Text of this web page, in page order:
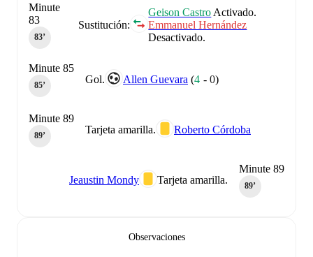
Sustitución:
Geison Castro Activado.
Emmanuel Hernández
Desactivado.
Minute
83
83‎’‎
Gol. Allen Guevara (4 -0)
Minute 85
85‎’‎
Tarjeta amarilla. Roberto Córdoba
Minute 89
89‎’‎
Minute 89
89‎’‎
Tarjeta amarilla.
Jeaustin Mondy
Observaciones